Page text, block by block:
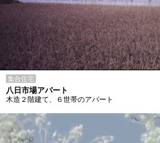
集合住宅
八日市場アパート
木造２階建て、６世帯のアパート